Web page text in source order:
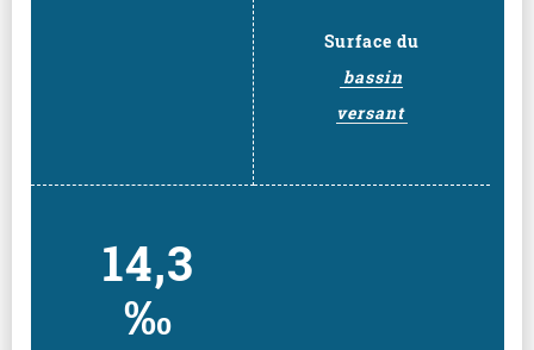
Surface du
bassin
versant
14,3
‰